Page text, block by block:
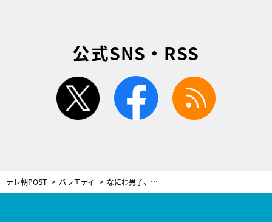
公式SNS・RSS
twitter facebook
テレ朝POST バラエティ なにわ男子、関東で初レギュラー番組！「新時代の“国民的アイドル”になりたい」